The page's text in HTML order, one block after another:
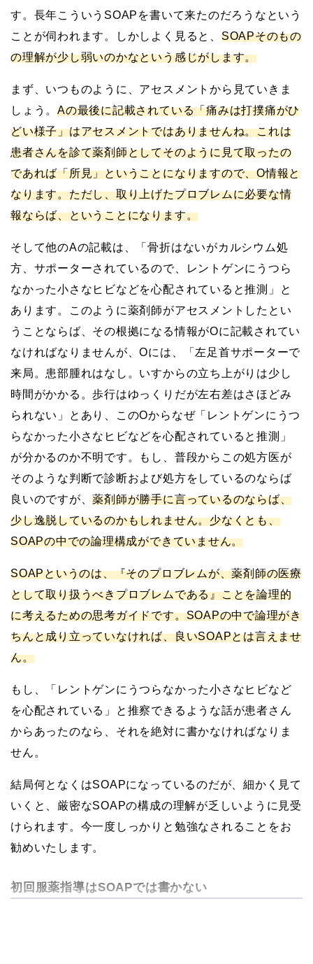
す。長年こういうSOAPを書いて来たのだろうなという
ことが伺われます。しかしよく見ると、 SOAPそのもの
の理解が少し弱いのかなという感じがします。
まず、いつものように、アセスメントから見ていきま
しょう。Aの最後に記載されている「痛みは打撲痛がひ
どい様子」はアセスメントではありませんね。これは
患者さんを診て薬剤師としてそのように見て取ったの
であれば「所見」ということになりますので、O情報と
なります。ただし、取り上げたプロブレムに必要な情
報ならば、ということになります。
そして他のAの記載は、「骨折はないがカルシウム処
方、サポーターされているので、レントゲンにうつら
なかった小さなヒビなどを心配されていると推測」と
あります。このように薬剤師がアセスメントしたとい
うことならば、その根拠になる情報がOに記載されてい
なければなりませんが、Oには、「左足首サポーターで
来局。患部腫れはなし。いすからの立ち上がりは少し
時間がかかる。歩行はゆっくりだが左右差はさほどみ
られない」とあり、このOからなぜ「レントゲンにうつ
らなかった小さなヒビなどを心配されていると推測」
が分かるのか不明です。もし、普段からこの処方医が
そのような判断で診断および処方をしているのならば
良いのですが、薬剤師が勝手に言っているのならば、
少し逸脱しているのかもしれません。少なくとも、
SOAPの中での論理構成ができていません。
SOAPというのは、『そのプロブレムが、薬剤師の医療
として取り扱うべきプロブレムである』ことを論理的
に考えるための思考ガイドです。SOAPの中で論理がき
ちんと成り立っていなければ、良いSOAPとは言えませ
ん。
もし、「レントゲンにうつらなかった小さなヒビなど
を心配されている」と推察できるような話が患者さん
からあったのなら、それを絶対に書かなければなりま
せん。
結局何となくはSOAPになっているのだが、細かく見て
いくと、厳密なSOAPの構成の理解が乏しいように見受
けられます。今一度しっかりと勉強なされることをお
勧めいたします。
初回服薬指導はSOAPでは書かない